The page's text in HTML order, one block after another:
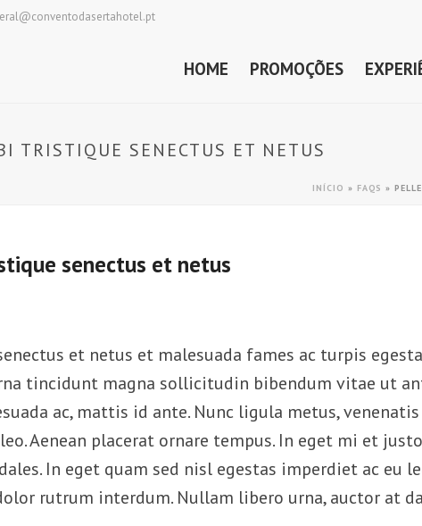
HOME PROMOÇÕES
TRISTIQUE SENECTUS ET NETUS
INÍCIO » FAQS »
senectus et netus
et netus et malesuada fames ac turpis
tincidunt magna sollicitudin bibendum vitae ut
ac, mattis id ante. Nunc ligula metus,
Aenean placerat ornare tempus. In eget mi et
In eget quam sed nisl egestas imperdiet ac eu
rutrum interdum. Nullam libero urna, auctor at